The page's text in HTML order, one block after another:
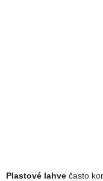
Plastové lahve často